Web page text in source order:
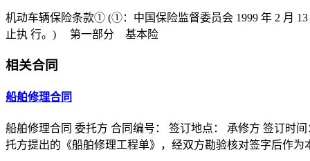
机动车辆保险条款① (①：中国保险监督委员会 1999 年 2 月
止执 行。) 第一部分 基本险
相关合同
船舶修理合同
船舶修理合同 委托方 合同编号： 签订地点： 承修方 签订时
托方提出的《船舶修理工程单》，经双方勘验核对签字后作为